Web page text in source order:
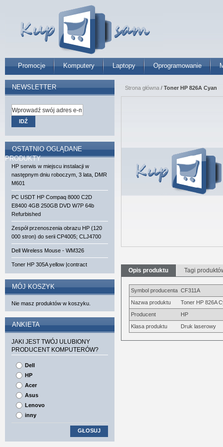
Promocje Komputery Laptopy Oprogramowanie
Strona główna / Toner HP 826A Cyan
Opis produktu Tagi
Symbol producenta CF311A
Nazwa produktu
Toner HP 826A
Producent
HP
Klasa produktu
Druk laserowy
NEWSLETTER
IDŹ
OSTATNIO OGLĄDANE
PRODUKTY
HP serwis w miejscu instalacji w
następnym dniu roboczym, 3 lata, DMR
M601
PC USDT HP Compaq 8000 C2D
E8400 4GB 250GB DVD W7P 64b
Refurbished
Zespół przenoszenia obrazu HP (120
000 stron) do serii CP4005; CLJ4700
Dell Wireless Mouse - WM326
Toner HP 305A yellow |contract
MÓJ KOSZYK
Nie masz produktów w koszyku.
ANKIETA
JAKI JEST TWÓJ ULUBIONY
PRODUCENT KOMPUTERÓW?
Dell
HP
Acer
Asus
Lenovo
inny
GŁOSUJ